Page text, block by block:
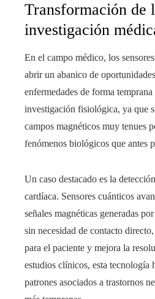
Transformación de
investigación
En el campo médico, los
abrir un abanico de
enfermedades de forma
investigación fisiológica, ya que
campos magnéticos muy tenues
fenómenos biológicos que antes
Un caso destacado es la
cardíaca. Sensores cuánticos
señales magnéticas generadas
sin necesidad de contacto
para el paciente y mejora la
estudios clínicos, esta
patrones asociados a trastornos